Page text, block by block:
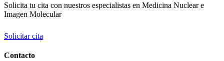
Solicita tu cita con nuestros especialistas en Medicina Nuclear e
Imagen Molecular
Solicitar cita
Contacto